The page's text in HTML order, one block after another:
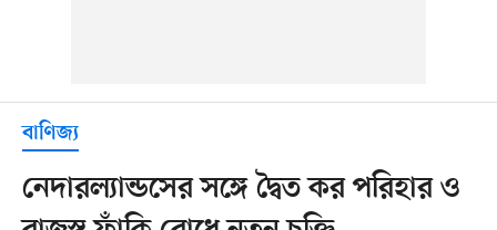
বাণিজ্য
নেদারল্যান্ডসের সঙ্গে দ্বৈত কর পরিহার ও